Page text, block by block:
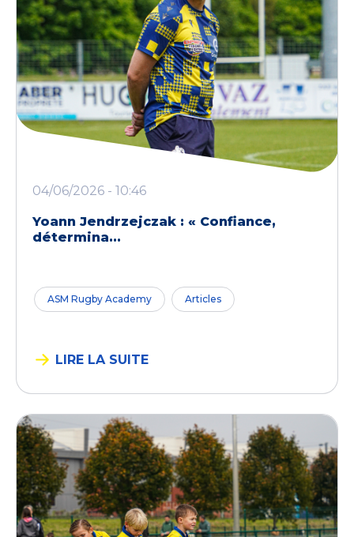
04/06/2026 - 10:46
Yoann Jendrzejczak : « Confiance,
détermina...
ASM Rugby Academy Articles
LIRE LA SUITE